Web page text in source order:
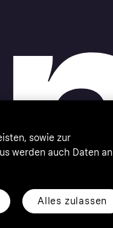
sowie zur
werden auch Daten an
Alles zulassen